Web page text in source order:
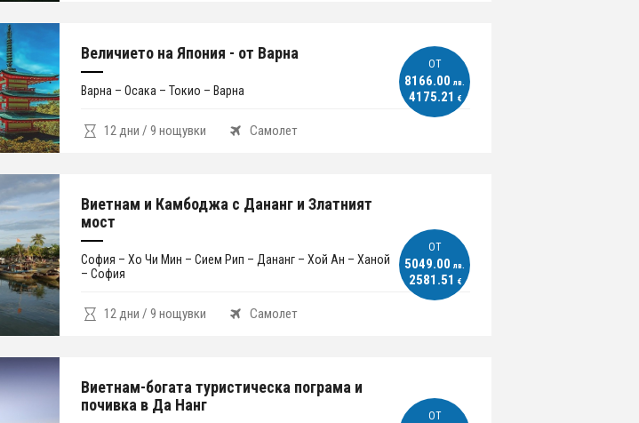
ОT
8166.00 лв.
4175.21 €
Величието на Япония - от Варна
Варна – Осака – Токио – Варна
12 дни / 9 нощувки Самолет
ОT
5049.00 лв.
2581.51 €
Виетнам и Камбоджа с Дананг и Златният
мост
София – Хо Чи Мин – Сием Рип – Дананг – Хой Ан – Ханой
– София
12 дни / 9 нощувки Самолет
ОT
Виетнам-богата туристическа пограма и
почивка в Да Нанг